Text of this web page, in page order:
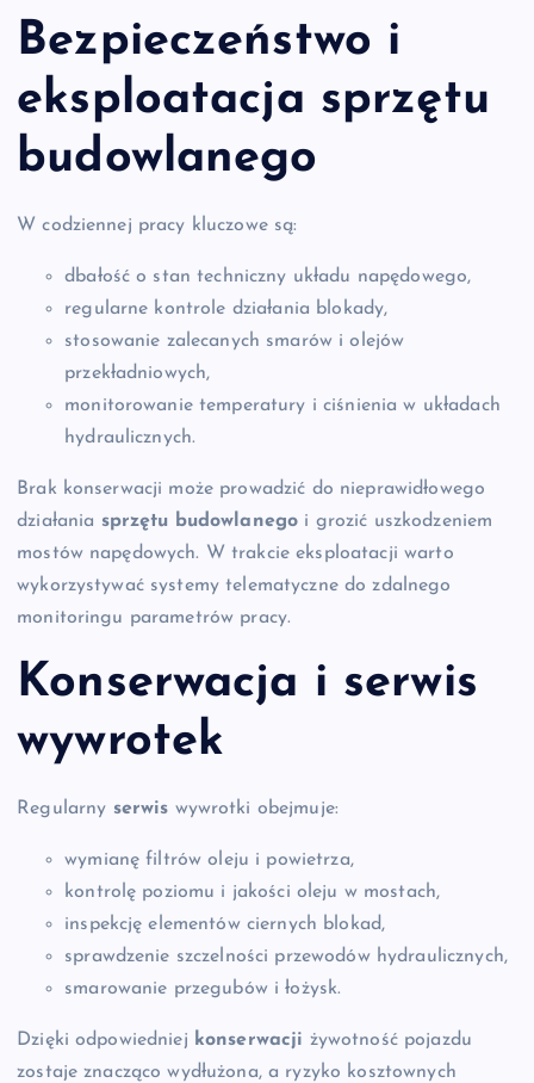
Bezpieczeństwo i
eksploatacja sprzętu
budowlanego
W codziennej pracy kluczowe są:
dbałość o stan techniczny układu napędowego,
regularne kontrole działania blokady,
stosowanie zalecanych smarów i olejów
przekładniowych,
monitorowanie temperatury i ciśnienia w układach
hydraulicznych.
Brak konserwacji może prowadzić do nieprawidłowego
działania sprzętu budowlanego i grozić uszkodzeniem
mostów napędowych. W trakcie eksploatacji warto
wykorzystywać systemy telematyczne do zdalnego
monitoringu parametrów pracy.
Konserwacja i serwis
wywrotek
Regularny serwis wywrotki obejmuje:
wymianę filtrów oleju i powietrza,
kontrolę poziomu i jakości oleju w mostach,
inspekcję elementów ciernych blokad,
sprawdzenie szczelności przewodów hydraulicznych,
smarowanie przegubów i łożysk.
Dzięki odpowiedniej konserwacji żywotność pojazdu
zostaje znacząco wydłużona, a ryzyko kosztownych